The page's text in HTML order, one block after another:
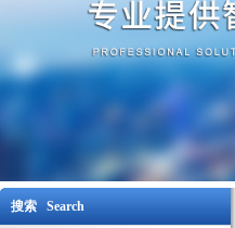
搜索 Search